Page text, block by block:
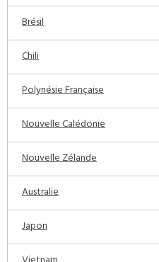
Brésil
Chili
Polynésie Française
Nouvelle Calédonie
Nouvelle Zélande
Australie
Japon